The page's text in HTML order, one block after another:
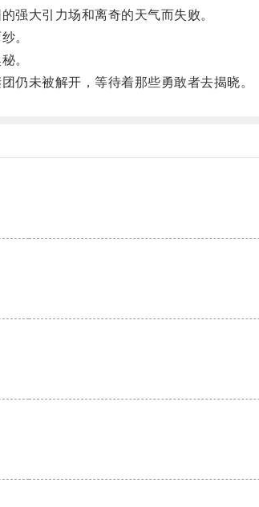
大引力场和离奇的天气而失败。
。
。
未被解开，等待着那些勇敢者去揭晓。